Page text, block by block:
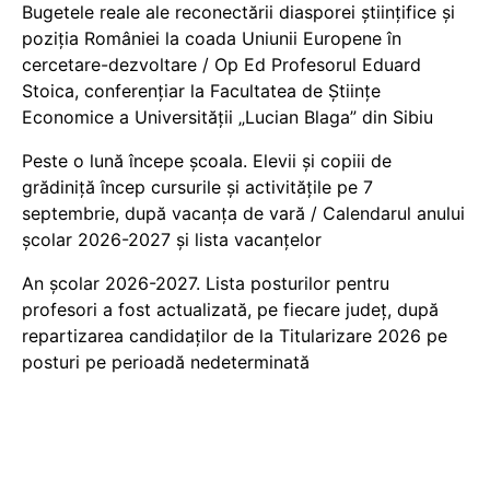
Bugetele reale ale reconectării diasporei științifice și
poziția României la coada Uniunii Europene în
cercetare-dezvoltare / Op Ed Profesorul Eduard
Stoica, conferențiar la Facultatea de Științe
Economice a Universității „Lucian Blaga” din Sibiu
Peste o lună începe școala. Elevii și copiii de
grădiniță încep cursurile și activitățile pe 7
septembrie, după vacanța de vară / Calendarul anului
școlar 2026-2027 și lista vacanțelor
An școlar 2026-2027. Lista posturilor pentru
profesori a fost actualizată, pe fiecare județ, după
repartizarea candidaților de la Titularizare 2026 pe
posturi pe perioadă nedeterminată